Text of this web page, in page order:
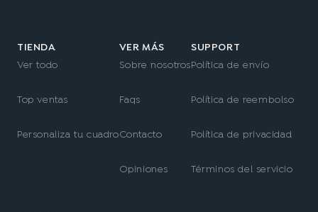
TIENDA
Ver todo
Top ventas
Personaliza tu cuadro
VER MÁS
Sobre nosotros
Faqs
Contacto
Opiniones
SUPPORT
Política de envío
Política de reembolso
Política de privacidad
Términos del servicio